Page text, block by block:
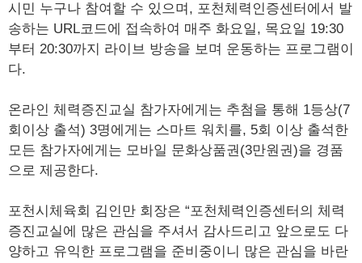
시민 누구나 참여할 수 있으며, 포천체력인증센터에서 발
송하는 URL코드에 접속하여 매주 화요일, 목요일 19:30
부터 20:30까지 라이브 방송을 보며 운동하는 프로그램이
다.
온라인 체력증진교실 참가자에게는 추첨을 통해 1등상(7
회이상 출석) 3명에게는 스마트 워치를, 5회 이상 출석한
모든 참가자에게는 모바일 문화상품권(3만원권)을 경품
으로 제공한다.
포천시체육회 김인만 회장은 “포천체력인증센터의 체력
증진교실에 많은 관심을 주셔서 감사드리고 앞으로도 다
양하고 유익한 프로그램을 준비중이니 많은 관심을 바란